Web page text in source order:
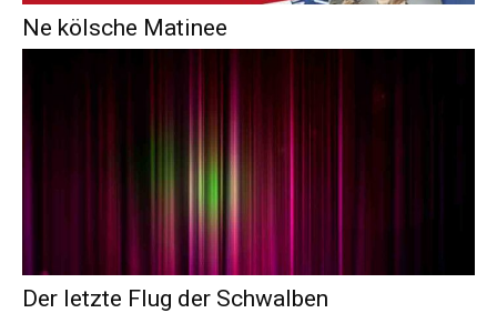
Ne kölsche Matinee
Der letzte Flug der Schwalben